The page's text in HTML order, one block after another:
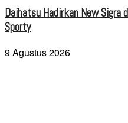
Daihatsu Hadirkan New Sigra
Sporty
9 Agustus 2026